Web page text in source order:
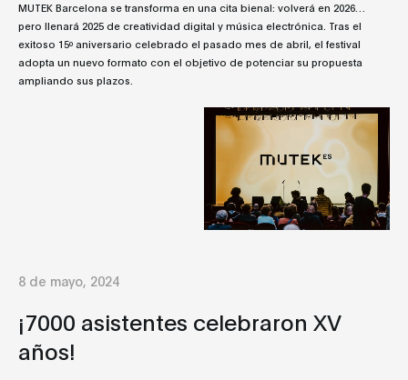
MUTEK Barcelona se transforma en una cita bienal: volverá en 2026…
pero llenará 2025 de creatividad digital y música electrónica. Tras el
exitoso 15º aniversario celebrado el pasado mes de abril, el festival
adopta un nuevo formato con el objetivo de potenciar su propuesta
ampliando sus plazos.
8 de mayo, 2024
¡7000 asistentes celebraron XV
años!